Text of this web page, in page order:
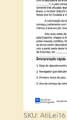
SKU: AtiLei16